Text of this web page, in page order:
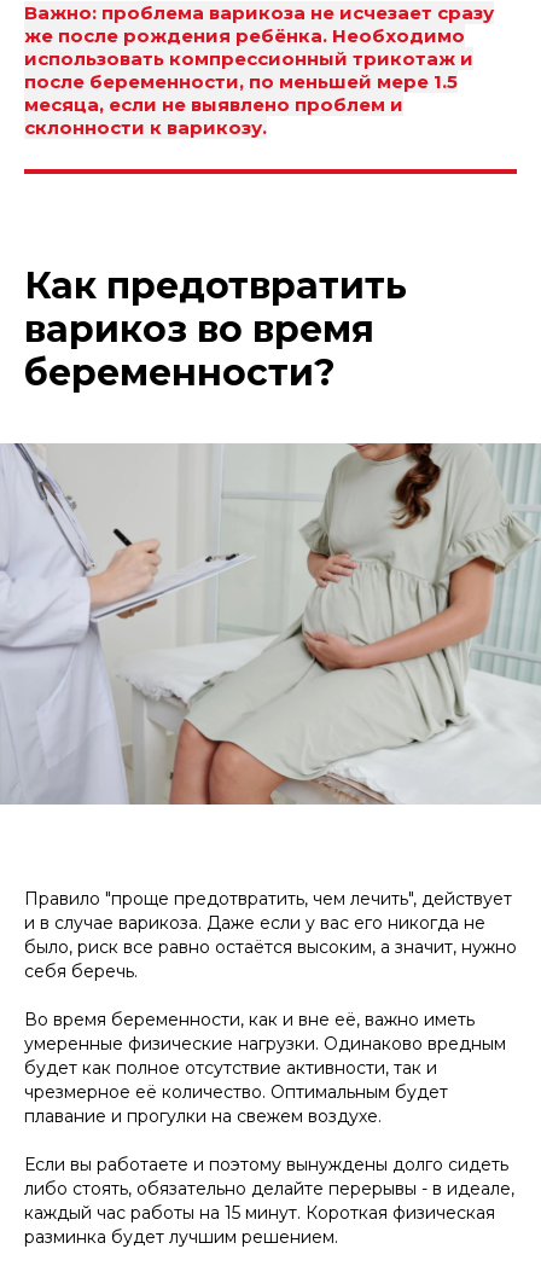
Важно: проблема варикоза не исчезает сразу
же после рождения ребёнка. Необходимо
использовать компрессионный трикотаж и
после беременности, по меньшей мере 1.5
месяца, если не выявлено проблем и
склонности к варикозу.
Как предотвратить
варикоз во время
беременности?
Правило "проще предотвратить, чем лечить", действует
и в случае варикоза. Даже если у вас его никогда не
было, риск все равно остаётся высоким, а значит, нужно
себя беречь.
Во время беременности, как и вне её, важно иметь
умеренные физические нагрузки. Одинаково вредным
будет как полное отсутствие активности, так и
чрезмерное её количество. Оптимальным будет
плавание и прогулки на свежем воздухе.
Если вы работаете и поэтому вынуждены долго сидеть
либо стоять, обязательно делайте перерывы - в идеале,
каждый час работы на 15 минут. Короткая физическая
разминка будет лучшим решением.